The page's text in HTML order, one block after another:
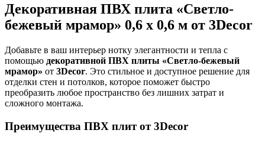
Декоративная ПВХ плита «Светло-
бежевый мрамор» 0,6 х 0,6 м от 3Decor
Добавьте в ваш интерьер нотку элегантности и тепла с
помощью декоративной ПВХ плиты «Светло-бежевый
мрамор» от 3Decor. Это стильное и доступное решение для
отделки стен и потолков, которое поможет быстро
преобразить любое пространство без лишних затрат и
сложного монтажа.
Преимущества ПВХ плит от 3Decor